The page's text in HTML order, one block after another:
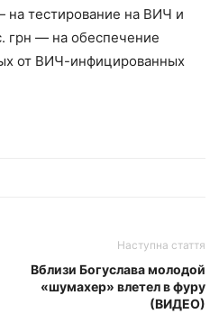
на тестирование на ВИЧ и
грн — на обеспечение
от ВИЧ-инфицированных
Наступна стаття
Вблизи Богуслава молодой
«шумахер» влетел в фуру
(ВИДЕО)